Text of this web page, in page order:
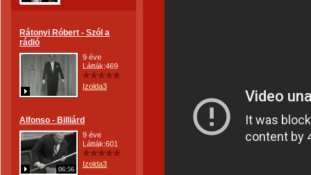
Rátonyi Róbert - Szól a
rádió
9 éve
Látták:469
Izolda3
Alfonso - Billiárd
06:56
9 éve
Látták:601
Izolda3